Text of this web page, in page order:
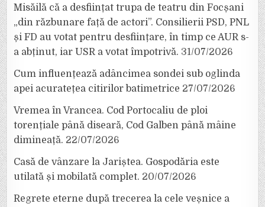
Misăilă că a desființat trupa de teatru din Focșani
„din răzbunare față de actori”. Consilierii PSD, PNL
și FD au votat pentru desființare, în timp ce AUR s-
a abținut, iar USR a votat împotrivă. 31/07/2026
Cum influențează adâncimea sondei sub oglinda
apei acuratețea citirilor batimetrice 27/07/2026
Vremea în Vrancea. Cod Portocaliu de ploi
torențiale până diseară, Cod Galben până mâine
dimineață. 22/07/2026
Casă de vânzare la Jariștea. Gospodăria este
utilată și mobilată complet. 20/07/2026
Regrete eterne după trecerea la cele veșnice a